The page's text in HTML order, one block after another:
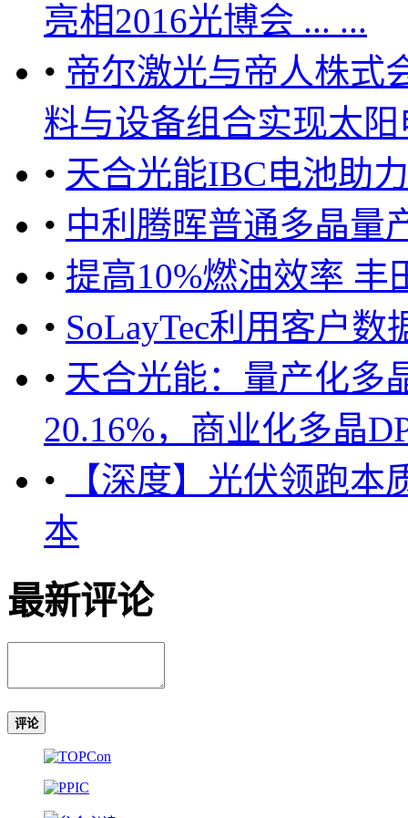
亮相2016光博会 ... ...
• 帝尔激光与帝人株式
料与设备组合实现太
• 天合光能IBC电池助
• 中利腾晖普通多晶量
• 提高10%燃油效率 丰
• SoLayTec利用客户
• 天合光能：量产化多
20.16%，商业化多晶
•
【深度】光伏领跑
本
最新评论
评论